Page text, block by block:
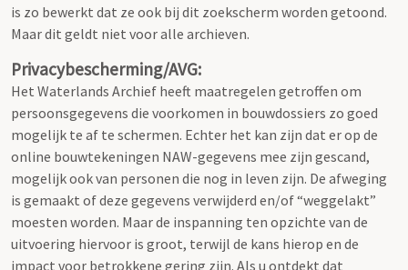
is zo bewerkt dat ze ook bij dit zoekscherm worden getoond.
Maar dit geldt niet voor alle archieven.
Privacybescherming/AVG:
Het Waterlands Archief heeft maatregelen getroffen om
persoonsgegevens die voorkomen in bouwdossiers zo goed
mogelijk te af te schermen. Echter het kan zijn dat er op de
online bouwtekeningen NAW-gegevens mee zijn gescand,
mogelijk ook van personen die nog in leven zijn. De afweging
is gemaakt of deze gegevens verwijderd en/of “weggelakt”
moesten worden. Maar de inspanning ten opzichte van de
uitvoering hiervoor is groot, terwijl de kans hierop en de
impact voor betrokkene gering zijn. Als u ontdekt dat